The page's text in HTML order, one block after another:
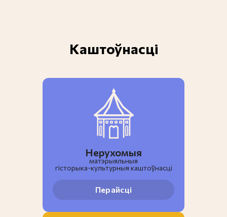
Каштоўнасці
Нерухомыя
матэрыяльныя
гiсторыка-культурныя каштоўнасці
Перайсці